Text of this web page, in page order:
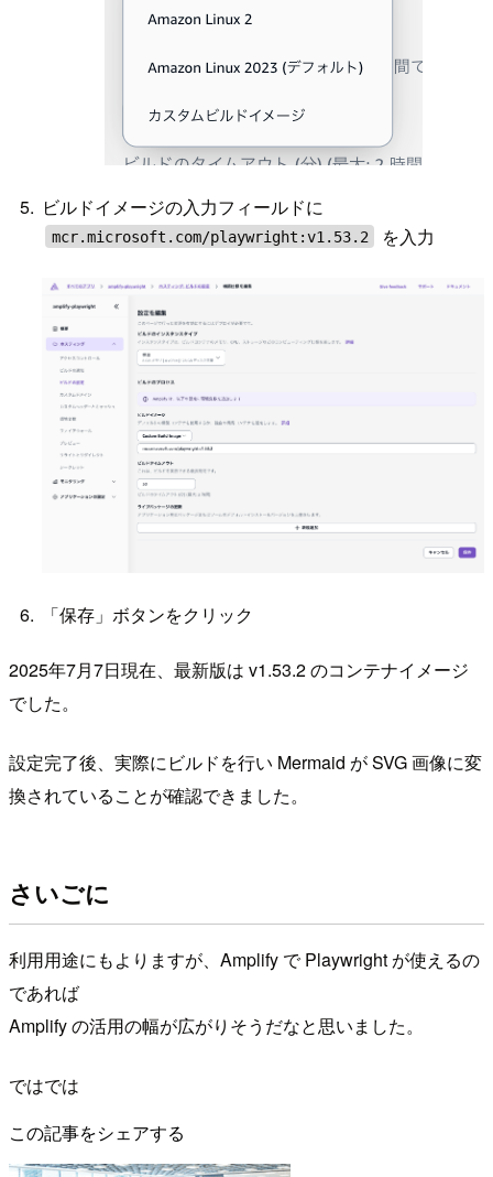
ビルドイメージの入力フィールドに
mcr.microsoft.com/playwright:v1.53.2 を入力
「保存」ボタンをクリック
2025年7月7日現在、最新版は v1.53.2 のコンテナイメージ
でした。
設定完了後、実際にビルドを行い Mermaid が SVG 画像に変
換されていることが確認できました。
さいごに
利用用途にもよりますが、Amplify で Playwright が使えるの
であれば
Amplify の活用の幅が広がりそうだなと思いました。
ではでは
この記事をシェアする